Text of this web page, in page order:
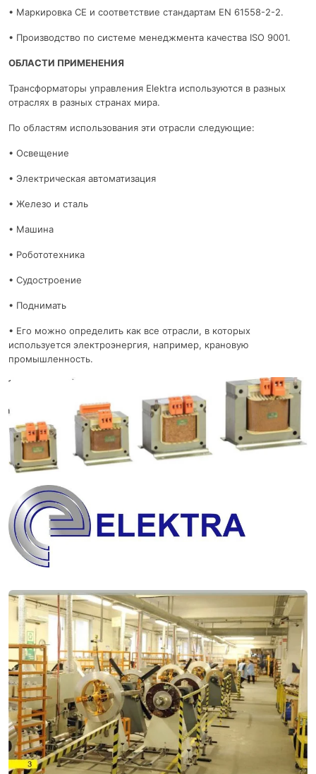
• Маркировка CE и соответствие стандартам EN 61558-2-2.
• Производство по системе менеджмента качества ISO 9001.
ОБЛАСТИ ПРИМЕНЕНИЯ
Трансформаторы управления Elektra используются в разных
отраслях в разных странах мира.
По областям использования эти отрасли следующие:
• Освещение
• Электрическая автоматизация
• Железо и сталь
• Машина
• Робототехника
• Судостроение
• Поднимать
• Его можно определить как все отрасли, в которых
используется электроэнергия, например, крановую
промышленность.